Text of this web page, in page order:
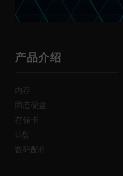
产品介绍
内存
固态硬盘
存储卡
U盘
数码配件